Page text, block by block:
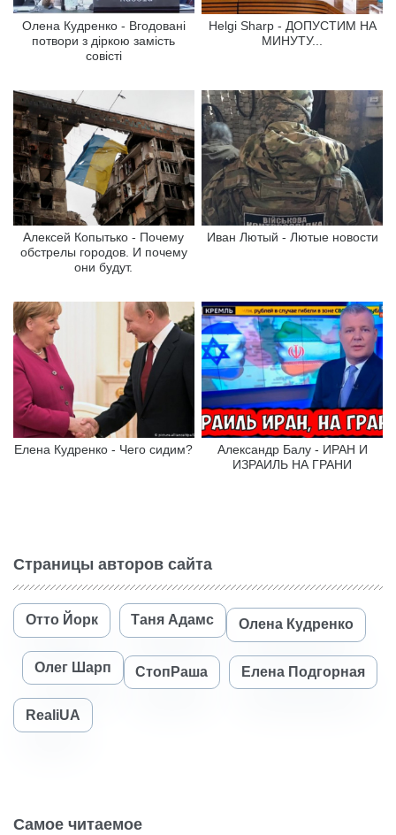
Олена Кудренко - Вгодовані
потвори з діркою замість
совісті
Helgi Sharp - ДОПУСТИМ НА
МИНУТУ...
Алексей Копытько - Почему
обстрелы городов. И почему
они будут.
Иван Лютый - Лютые новости
Елена Кудренко - Чего сидим?
Александр Балу - ИРАН И
ИЗРАИЛЬ НА ГРАНИ
Страницы авторов сайта
Отто Йорк Таня Адамс Олена Кудренко
Олег Шарп СтопРаша Елена Подгорная
RealiUA
Самое читаемое